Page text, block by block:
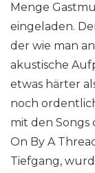
Menge
eingeladen.
der wie man
akustische
etwas härter
noch
mit den Songs
On By A
Tiefgang,